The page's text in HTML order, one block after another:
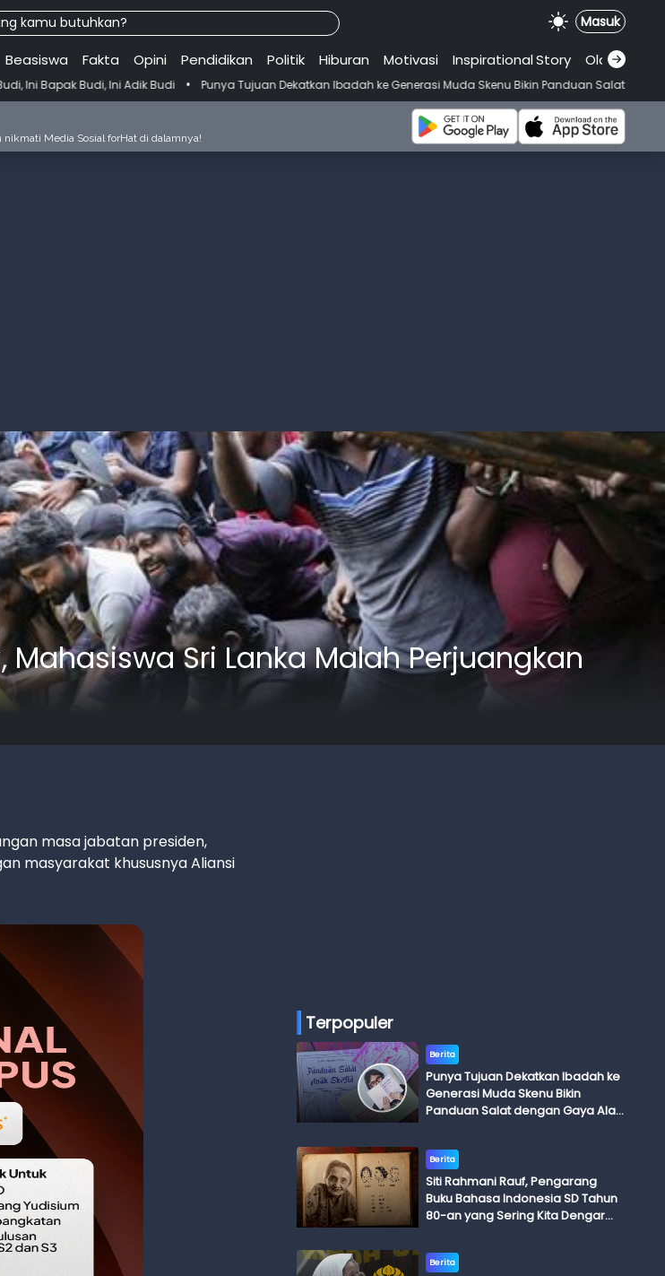
kamu butuhkan? Masuk
Beasiswa Fakta Opini Pendidikan Politik Hiburan Motivasi Inspirational.Story Olahraga
Ini Adik Budi • Punya Tujuan Dekatkan Ibadah ke Generasi Muda Skenu Bikin Panduan Salat dengan Gaya Ala
Media Sosial forHat di dalamnya!
Mahasiswa Sri Lanka Malah Perjuangkan
masa jabatan presiden,
masyarakat khususnya Aliansi
Terpopuler
Berita
Punya Tujuan Dekatkan Ibadah ke
Generasi Muda Skenu Bikin
Panduan Salat dengan Gaya Ala
Berita
Siti Rahmani Rauf, Pengarang
Buku Bahasa Indonesia SD Tahun
80-an yang Sering Kita Dengar
Adik Budi
Berita